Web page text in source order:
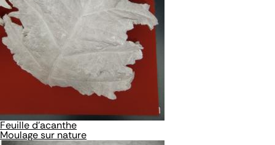
Feuille d'acanthe
Moulage sur nature